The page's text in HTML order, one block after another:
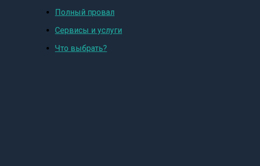
Полный провал
Сервисы и услуги
Что выбрать?